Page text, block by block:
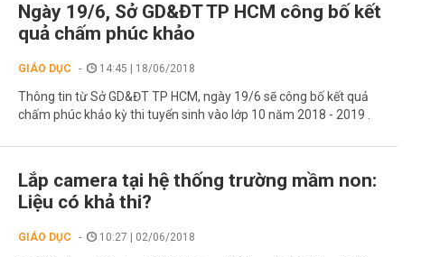
Ngày 19/6, Sở GD&ĐT TP HCM công bố kết
quả chấm phúc khảo
GIÁO DỤC 14:45 | 18/06/2018
Thông tin từ Sở GD&ĐT TP HCM, ngày 19/6 sẽ công bố kết quả
chấm phúc khảo kỳ thi tuyển sinh vào lớp 10 năm 2018 - 2019 .
Lắp camera tại hệ thống trường mầm non:
Liệu có khả thi?
GIÁO DỤC 10:27 | 02/06/2018